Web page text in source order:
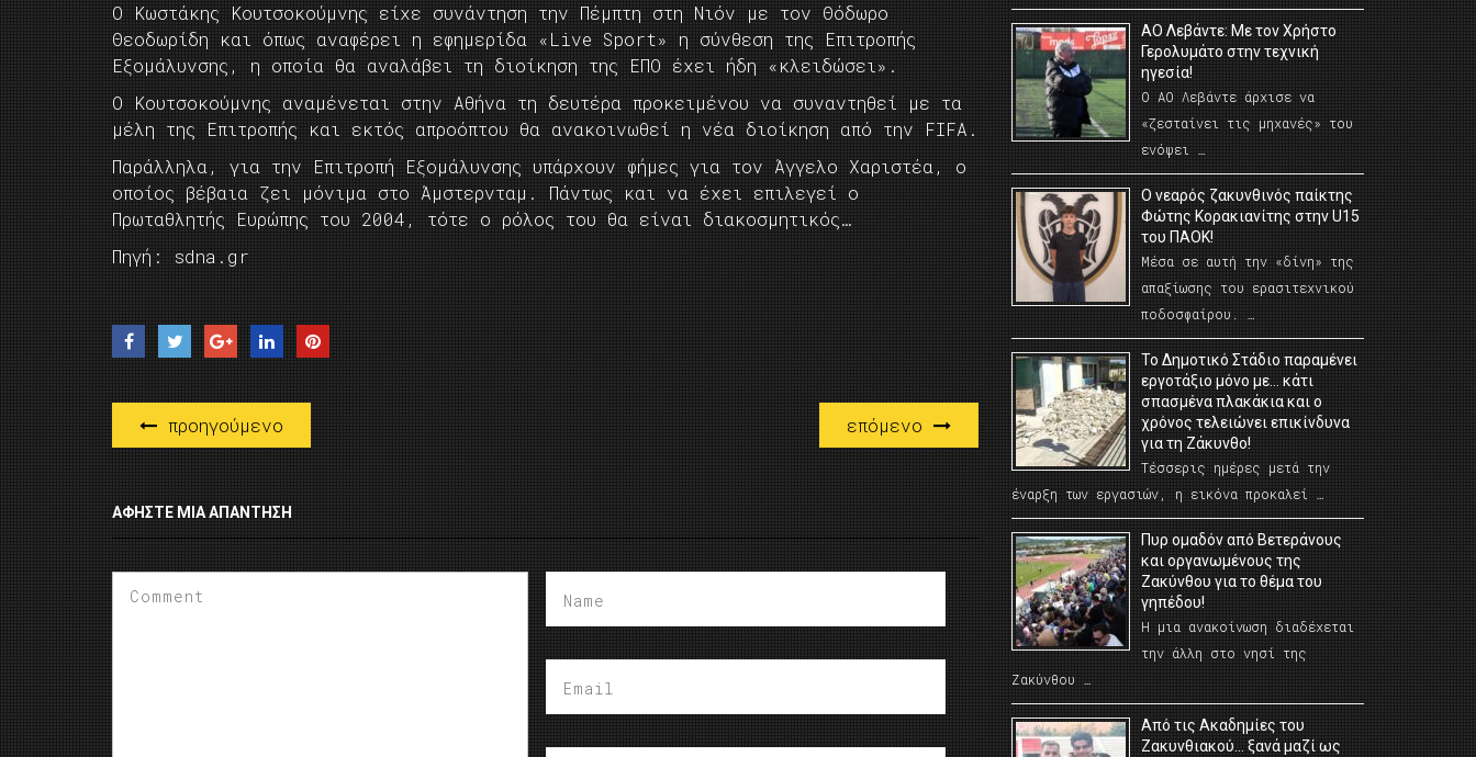
Ο Κωστάκης Κουτσοκούμνης είχε συνάντηση την Πέμπτη στη Νιόν με τον Θόδωρο
Θεοδωρίδη και όπως αναφέρει η εφημερίδα «Live Sport» η σύνθεση της Επιτροπής
Εξομάλυνσης, η οποία θα αναλάβει τη διοίκηση της ΕΠΟ έχει ήδη «κλειδώσει».
Ο Κουτσοκούμνης αναμένεται στην Αθήνα τη δευτέρα προκειμένου να συναντηθεί με τα
μέλη της Επιτροπής και εκτός απροόπτου θα ανακοινωθεί η νέα διοίκηση από την FIFA.
Παράλληλα, για την Επιτροπή Εξομάλυνσης υπάρχουν φήμες για τον Άγγελο Χαριστέα, ο
οποίος βέβαια ζει μόνιμα στο Άμστερνταμ. Πάντως και να έχει επιλεγεί ο
Πρωταθλητής Ευρώπης του 2004, τότε ο ρόλος του θα είναι διακοσμητικός…
Πηγή: sdna.gr
προηγούμενο επόμενο
ΑΦΉΣΤΕ ΜΙΑ ΑΠΆΝΤΗΣΗ
ΑΟ Λεβάντε: Με τον Χρήστο
Γερολυμάτο στην τεχνική
ηγεσία!
Ο ΑΟ Λεβάντε άρχισε να
«ζεσταίνει τις μηχανές» του
ενόψει …
O νεαρός ζακυνθινός παίκτης
Φώτης Κορακιανίτης στην U15
του ΠΑΟΚ!
Μέσα σε αυτή την «δίνη» της
απαξίωσης του ερασιτεχνικού
ποδοσφαίρου. …
Το Δημοτικό Στάδιο παραμένει
εργοτάξιο μόνο με… κάτι
σπασμένα πλακάκια και ο
χρόνος τελειώνει επικίνδυνα
για τη Ζάκυνθο!
Τέσσερις ημέρες μετά την
έναρξη των εργασιών, η εικόνα προκαλεί …
Πυρ ομαδόν από Βετεράνους
και οργανωμένους της
Ζακύνθου για το θέμα του
γηπέδου!
Η μια ανακοίνωση διαδέχεται
την άλλη στο νησί της
Ζακύνθου …
Από τις Ακαδημίες του
Ζακυνθιακού… ξανά μαζί ως